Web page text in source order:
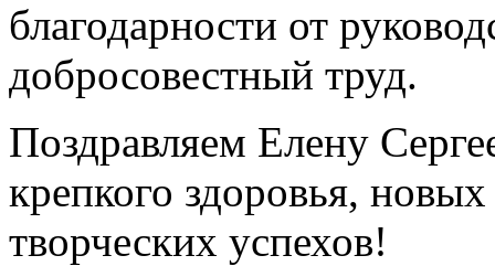
благодарности от
добросовестный труд.
Поздравляем Елену
крепкого здоровья,
творческих успехов!